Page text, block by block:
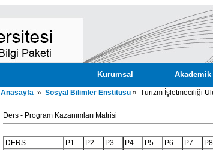
Kurumsal
Anasayfa» Sosyal Bilimler Enstitüsü» Turizm İşletmeciliği
Ders - Program Kazanımları Matrisi
DERS P1 P2 P3 P4 P5 P6 P7 P8